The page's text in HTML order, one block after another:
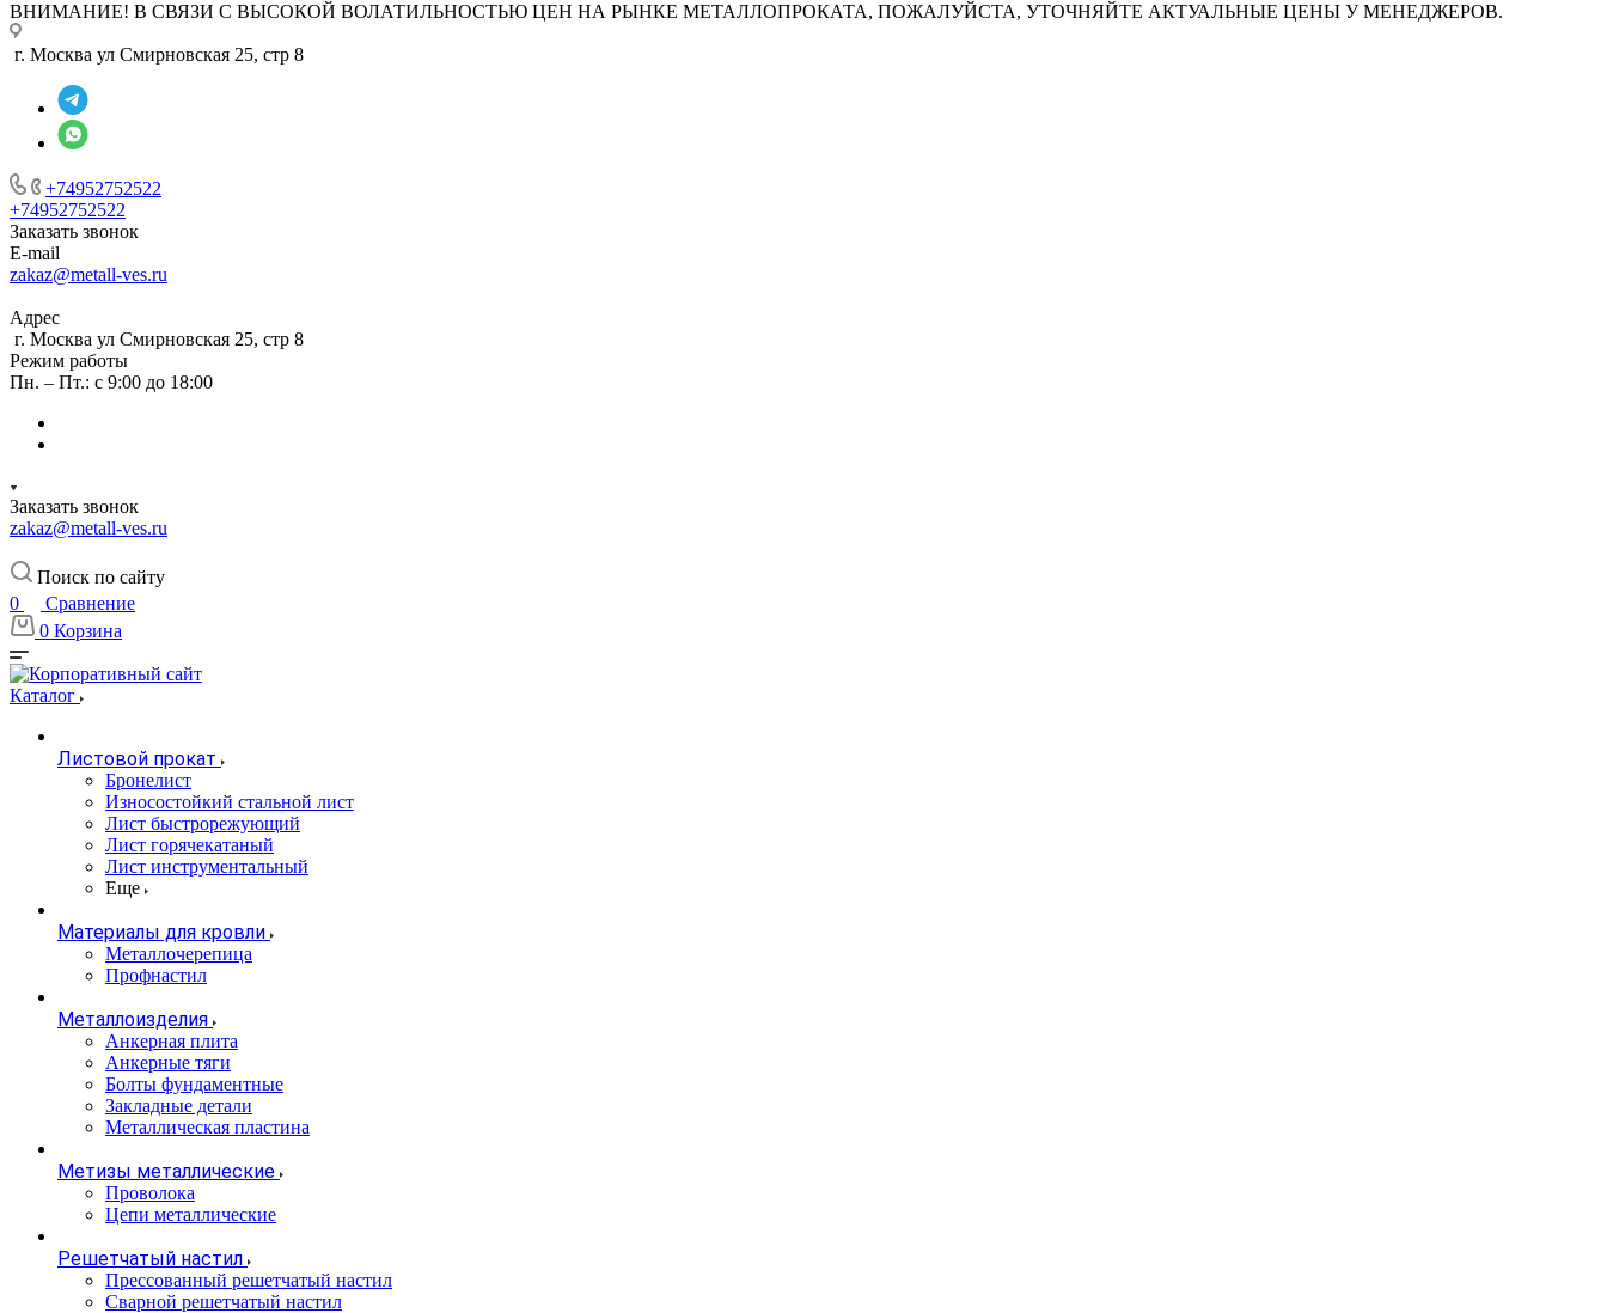
ВНИМАНИЕ! В СВЯЗИ С ВЫСОКОЙ ВОЛАТИЛЬНОСТЬЮ ЦЕН НА РЫНКЕ МЕТАЛЛОПРОКАТА, ПОЖАЛУЙСТА, УТОЧНЯЙТЕ АКТУАЛЬНЫЕ ЦЕНЫ У МЕНЕДЖЕРОВ.
г. Москва ул Смирновская 25, стр 8
+74952752522
+74952752522
Заказать звонок
E-mail
zakaz@metall-ves.ru
Адрес
г. Москва ул Смирновская 25, стр 8
Режим работы
Пн. – Пт.: с 9:00 до 18:00
Заказать звонок
zakaz@metall-ves.ru
Поиск по сайту
0
Сравнение
0 Корзина
Каталог
Листовой прокат
Бронелист
Износостойкий стальной лист
Лист быстрорежующий
Лист горячекатаный
Лист инструментальный
Еще
Материалы для кровли
Металлочерепица
Профнастил
Металлоизделия
Анкерная плита
Анкерные тяги
Болты фундаментные
Закладные детали
Металлическая пластина
Метизы металлические
Проволока
Цепи металлические
Решетчатый настил
Прессованный решетчатый настил
Сварной решетчатый настил